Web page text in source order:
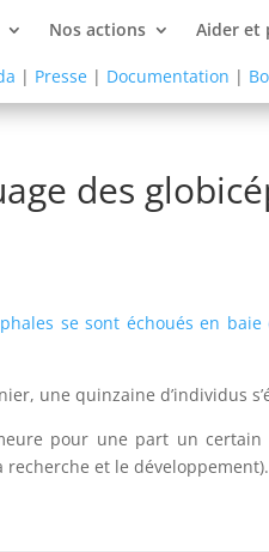
Nos actions Aider et
| Presse| Documentation |
des
se sont échoués en baie
une quinzaine d’individus
pour une part un certain
recherche et le développement).